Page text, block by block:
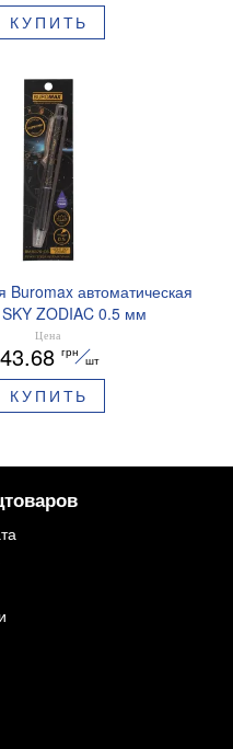
КУПИТЬ
Buromax автоматическая
ZODIAC 0.5 мм
грипп синие чернила
BM.8379-01
Цена
43.68 грн
шт
КУПИТЬ